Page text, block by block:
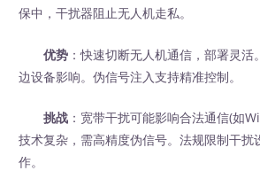
保中，干扰器阻止无人机走私。
优势 ：快速切断无人机通信，部署灵
边设备影响。伪信号注入支持精准控制。
挑战 ：宽带干扰可能影响合法通信(如
技术复杂，需高精度伪信号。法规限制干扰
作。